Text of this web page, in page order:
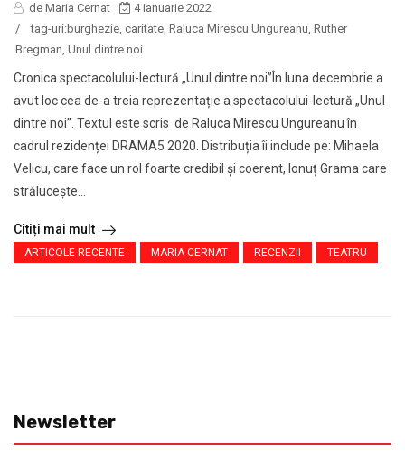
de Maria Cernat
4 ianuarie 2022
/
tag-uri:burghezie, caritate, Raluca Mirescu Ungureanu, Ruther
Bregman, Unul dintre noi
Cronica spectacolului-lectură „Unul dintre noi”În luna decembrie a
avut loc cea de-a treia reprezentație a spectacolului-lectură „Unul
dintre noi”. Textul este scris de Raluca Mirescu Ungureanu în
cadrul rezidenței DRAMA5 2020. Distribuția îi include pe: Mihaela
Velicu, care face un rol foarte credibil și coerent, Ionuț Grama care
strălucește...
Citiți mai mult
ARTICOLE RECENTE MARIA CERNAT RECENZII TEATRU
Newsletter